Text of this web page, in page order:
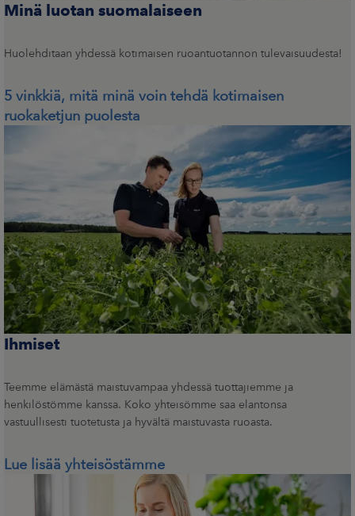
Minä luotan suomalaiseen
Huolehditaan yhdessä kotimaisen ruoantuotannon tulevaisuudesta!
5 vinkkiä, mitä minä voin tehdä kotimaisen
ruokaketjun puolesta
Ihmiset
Teemme elämästä maistuvampaa yhdessä tuottajiemme ja
henkilöstömme kanssa. Koko yhteisömme saa elantonsa
vastuullisesti tuotetusta ja hyvältä maistuvasta ruoasta.
Lue lisää yhteisöstämme